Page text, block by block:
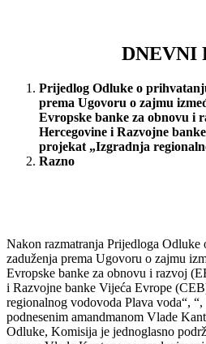
DNEVNI
Prijedlog Odluke o
prema Ugovoru o zajmu
Evropske banke za obnovu i
Hercegovine i Razvojne
projekat „Izgradnja
Razno
Nakon razmatranja Prijedloga
zaduženja prema Ugovoru o zajmu
Evropske banke za obnovu i razvoj
i Razvojne banke Vijeća Evrope
regionalnog vodovoda Plava voda“, “,
podnesenim amandmanom Vlade
Odluke, Komisija je jednoglasno